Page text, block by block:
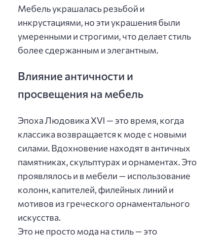
Мебель украшалась резьбой и
инкрустациями, но эти украшения были
умеренными и строгими, что делает стиль
более сдержанным и элегантным.
Влияние античности и
просвещения на мебель
Эпоха Людовика XVI — это время, когда
классика возвращается к моде с новыми
силами. Вдохновение находят в античных
памятниках, скульптурах и орнаментах. Это
проявлялось и в мебели — использование
колонн, капителей, филейных линий и
мотивов из греческого орнаментального
искусства.
Это не просто мода на стиль — это